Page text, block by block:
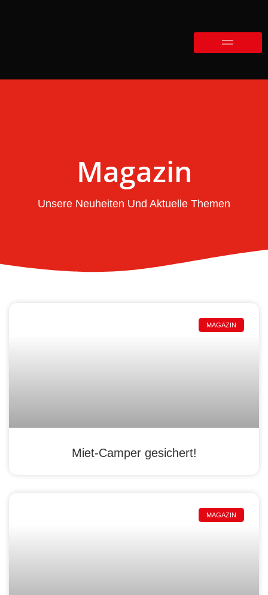
Magazin
Unsere Neuheiten Und Aktuelle Themen
MAGAZIN
Miet-Camper gesichert!
MAGAZIN